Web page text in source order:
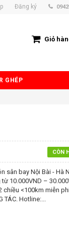
Đăng ký
Giỏ
GHÉP
CÒN
sân bay Nội Bài - Hà
10.000VND –
chiều <100km miễn
Hotline:...